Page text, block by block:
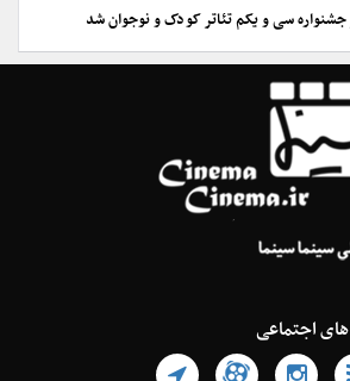
جشنواره سی و یکم تئاتر کودک و نوجوان شد
اجتماعی